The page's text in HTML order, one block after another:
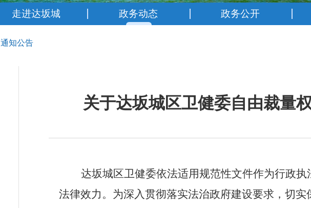
走进达坂城 政务动态 政务公开
通知公告
关于达坂城区卫健委自由裁量
达坂城区卫健委依法适用规范性文件作为行政
法律效力。为深入贯彻落实法治政府建设要求，切